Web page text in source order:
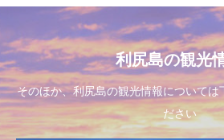
利尻島の観光
そのほか、利尻島の観光情報については
ださい